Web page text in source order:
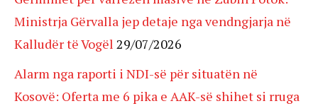
Ministrja Gërvalla jep detaje nga vendngjarja në
Kalludër të Vogël 29/07/2026
Alarm nga raporti i NDI-së për situatën në
Kosovë: Oferta me 6 pika e AAK-së shihet si rruga